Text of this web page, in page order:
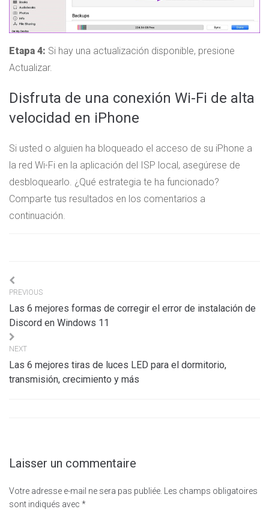
Etapa 4: Si hay una actualización disponible, presione
Actualizar.
Disfruta de una conexión Wi-Fi de alta
velocidad en iPhone
Si usted o alguien ha bloqueado el acceso de su iPhone a
la red Wi-Fi en la aplicación del ISP local, asegúrese de
desbloquearlo. ¿Qué estrategia te ha funcionado?
Comparte tus resultados en los comentarios a
continuación.
Navigation
de
l’article
PREVIOUS
Las 6 mejores formas de corregir el error de instalación de
Discord en Windows 11
NEXT
Las 6 mejores tiras de luces LED para el dormitorio,
transmisión, crecimiento y más
Laisser un commentaire
Votre adresse e-mail ne sera pas publiée.
Les champs obligatoires
sont indiqués avec *